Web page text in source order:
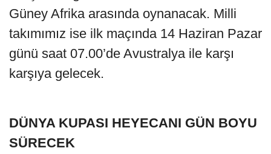
Güney Afrika arasında oynanacak. Milli
takımımız ise ilk maçında 14 Haziran Pazar
günü saat 07.00’de Avustralya ile karşı
karşıya gelecek.
DÜNYA KUPASI HEYECANI GÜN BOYU
SÜRECEK